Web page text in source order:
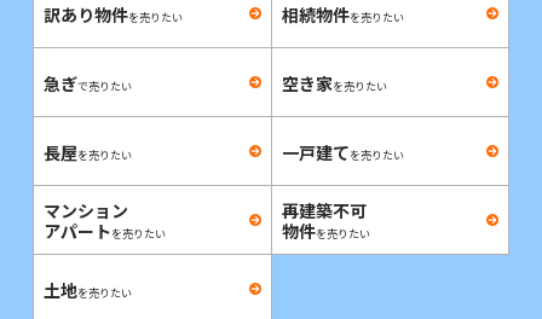
訳あり物件を売りたい 相続物件を売りたい
急ぎで売りたい 空き家を売りたい
長屋を売りたい 一戸建てを売りたい
マンション
アパートを売りたい
再建築不可
物件を売りたい
土地を売りたい